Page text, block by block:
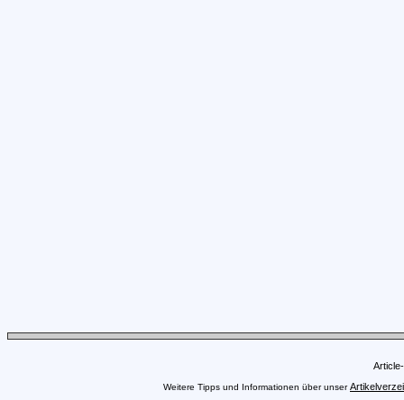
Weitere Tipps und Informationen über unser